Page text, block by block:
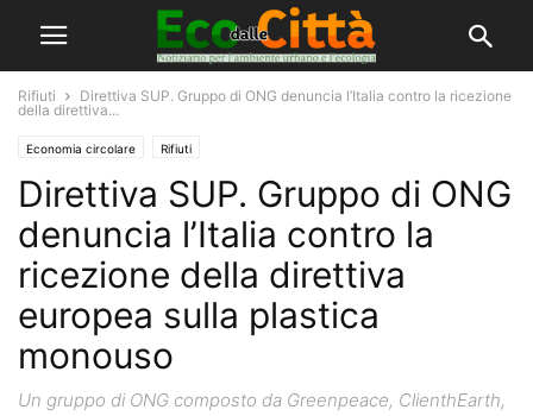
Rifiuti
Direttiva SUP. Gruppo di ONG denuncia l’Italia contro la ricezione
della direttiva...
Economia circolare Rifiuti
Direttiva SUP. Gruppo di ONG
denuncia l’Italia contro la
ricezione della direttiva
europea sulla plastica
monouso
Un gruppo di ONG composto da Greenpeace, ClienthEarth,